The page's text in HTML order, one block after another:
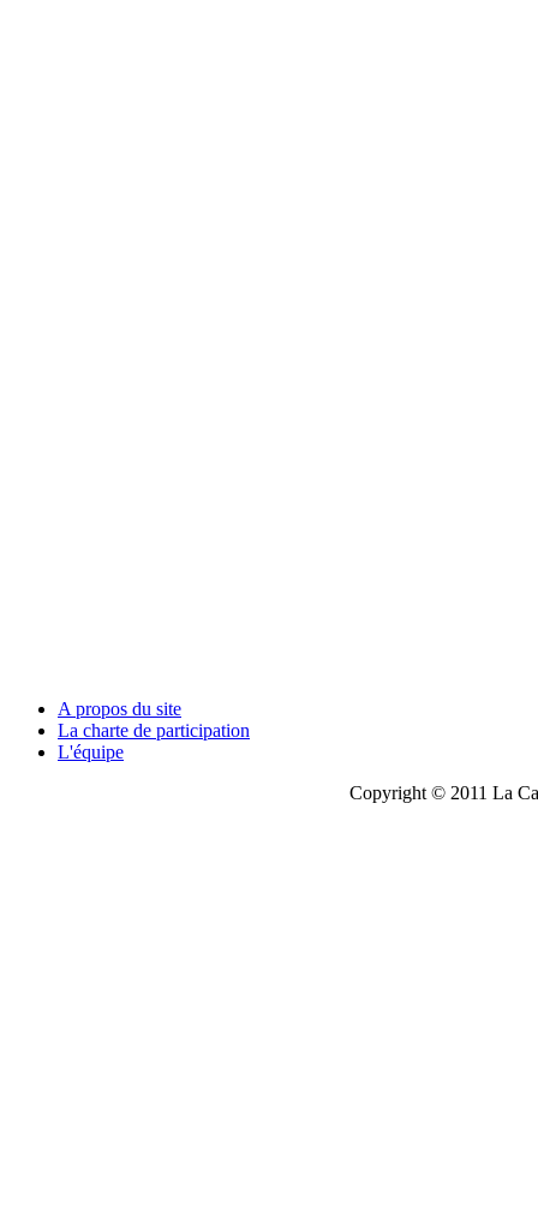
A propos du site
La charte de participation
L'équipe
Copyright © 2011 La